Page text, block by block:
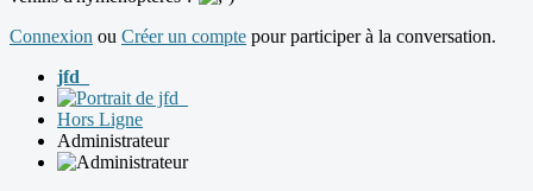
Connexion ou Créer un compte pour participer à la conversation.
jfd_
Hors Ligne
Administrateur